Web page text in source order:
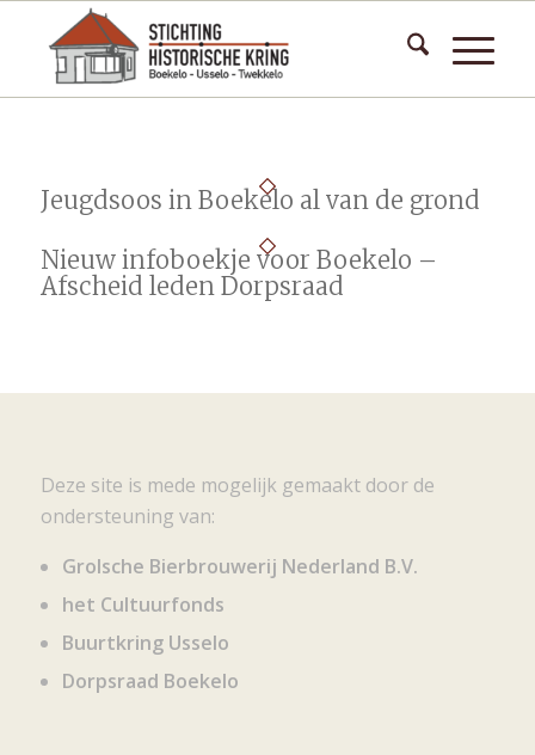
Jeugdsoos in Boekelo al van de grond
Nieuw infoboekje voor Boekelo –
Afscheid leden Dorpsraad
Deze site is mede mogelijk gemaakt door de
ondersteuning van:
Grolsche Bierbrouwerij Nederland B.V.
het Cultuurfonds
Buurtkring Usselo
Dorpsraad Boekelo